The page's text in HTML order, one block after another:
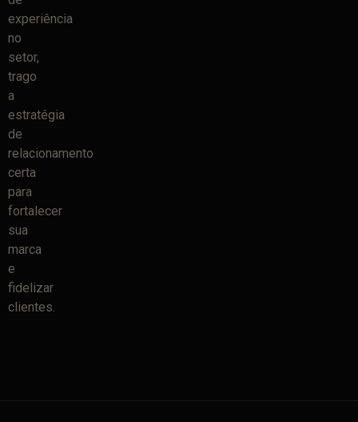
experiência
no
setor,
trago
a
estratégia
de
relacionamento
certa
para
fortalecer
sua
marca
e
fidelizar
clientes.